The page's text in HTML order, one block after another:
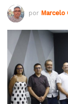
por Marcelo